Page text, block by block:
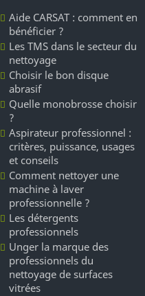
Aide CARSAT : comment en
bénéficier ?
Les TMS dans le secteur du
nettoyage
Choisir le bon disque
abrasif
Quelle monobrosse choisir
?
Aspirateur professionnel :
critères, puissance, usages
et conseils
Comment nettoyer une
machine à laver
professionnelle ?
Les détergents
professionnels
Unger la marque des
professionnels du
nettoyage de surfaces
vitrées